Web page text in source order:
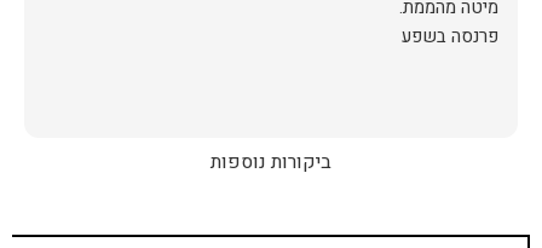
פרנסה בשפע
ביקורות נוספות